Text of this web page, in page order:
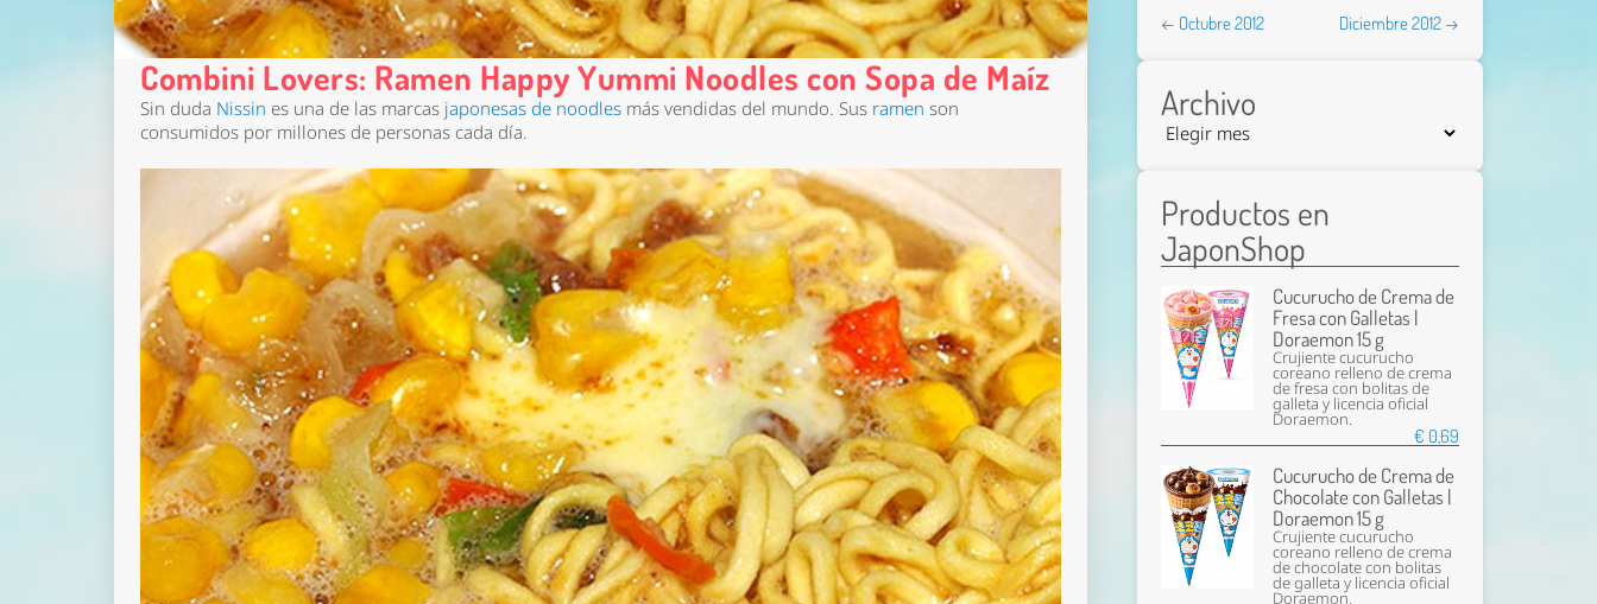
Combini Lovers: Ramen Happy Yummi Noodles con Sopa de Maíz
Sin duda Nissin es una de las marcas japonesas de noodles más vendidas del mundo. Sus ramen son
consumidos por millones de personas cada día.
← Octubre 2012 Diciembre 2012 →
Archivo
Productos en
JaponShop
Cucurucho de Crema de
Fresa con Galletas |
Doraemon 15 g
Crujiente cucurucho
coreano relleno de crema
de fresa con bolitas de
galleta y licencia oficial
Doraemon.
€ 0,69
Cucurucho de Crema de
Chocolate con Galletas |
Doraemon 15 g
Crujiente cucurucho
coreano relleno de crema
de chocolate con bolitas
de galleta y licencia oficial
Doraemon.